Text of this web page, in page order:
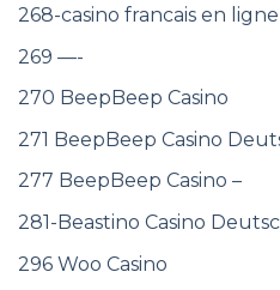
268-casino francais en ligne
269 —-
270 BeepBeep Casino
271 BeepBeep Casino
277 BeepBeep Casino –
281-Beastino Casino
296 Woo Casino